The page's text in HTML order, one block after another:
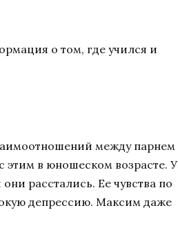
о том, где учился и
между парнем
этим в юношеском возрасте. У
расстались. Ее чувства по
депрессию. Максим даже